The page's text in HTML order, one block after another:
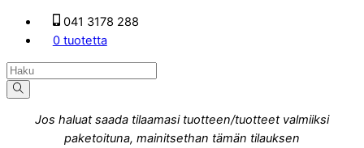
041 3178 288
0 tuotetta
Jos haluat saada tilaamasi tuotteen/tuotteet valmiiksi
paketoituna, mainitsethan tämän tilauksen